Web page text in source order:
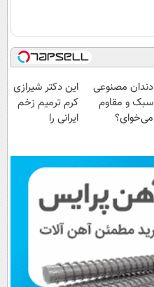
دندان مصنوعی
سبک و مقاوم
می‌خوای؟
📍تهران
این دکتر شیرازی
کرم ترمیم زخم
ایرانی را